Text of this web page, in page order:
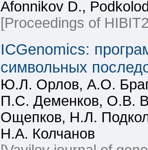
Afonnikov D.,
[Proceedings of
ICGenomics:
символьных
Ю.Л. Орлов, А.О.
П.С. Деменков, О.В.
Ощепков, Н.Л.
Н.А. Колчанов